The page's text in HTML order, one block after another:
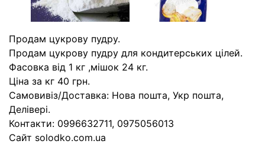
Продам цукрову пудру.
Продам цукрову пудру для кондитерських цілей.
Фасовка від 1 кг ,мішок 24 кг.
Ціна за кг 40 грн.
Самовивіз/Доставка: Нова пошта, Укр пошта,
Делівері.
Контакти: 0996632711, 0975056013
Cайт solodko.com.ua